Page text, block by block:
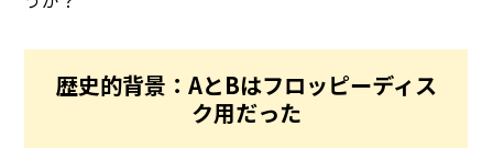
歴史的背景：AとBはフロッピーディス
ク用だった